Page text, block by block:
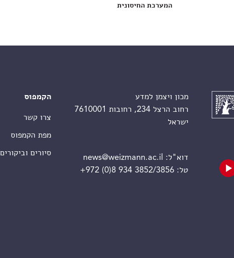
המערכת החיסונית
מכון ויצמן למדע
רחוב הרצל 234, רחובות 7610001
ישראל
דוא"ל:
news@weizmann.ac.il
טל:+972 (0)8 934 3852/3856
הקמפוס
צרו קשר
מפת הקמפוס
סיורים וביקורים